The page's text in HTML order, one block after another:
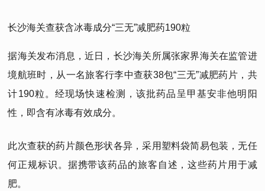
长沙海关查获含冰毒成分“三无”减肥药190粒
据海关发布消息，近日，长沙海关所属张家界海关在监管进
境航班时，从一名旅客行李中查获38包“三无”减肥药片，共
计190粒。经现场快速检测，该批药品呈甲基安非他明阳
性，即含有冰毒有效成分。
此次查获的药片颜色形状各异，采用塑料袋简易包装，无任
何正规标识。据携带该药品的旅客自述，这些药片用于减
肥。